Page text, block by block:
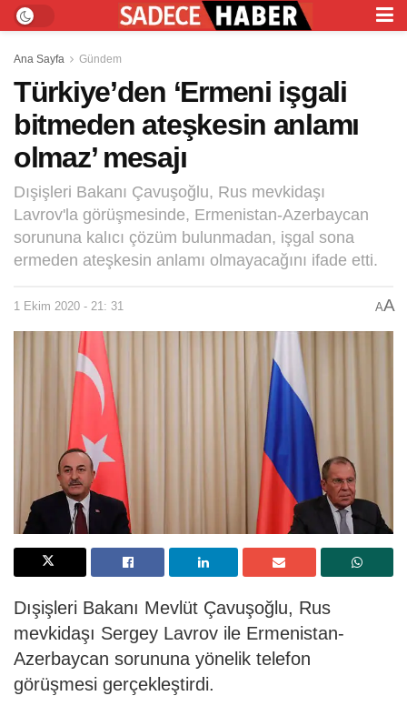
Ana Sayfa Gündem
Türkiye’den ‘Ermeni işgali
bitmeden ateşkesin anlamı
olmaz’ mesajı
Dışişleri Bakanı Çavuşoğlu, Rus mevkidaşı
Lavrov'la görüşmesinde, Ermenistan-Azerbaycan
sorununa kalıcı çözüm bulunmadan, işgal sona
ermeden ateşkesin anlamı olmayacağını ifade etti.
1 Ekim 2020 - 21: 31 AA
Dışişleri Bakanı Mevlüt Çavuşoğlu, Rus
mevkidaşı Sergey Lavrov ile Ermenistan-
Azerbaycan sorununa yönelik telefon
görüşmesi gerçekleştirdi.